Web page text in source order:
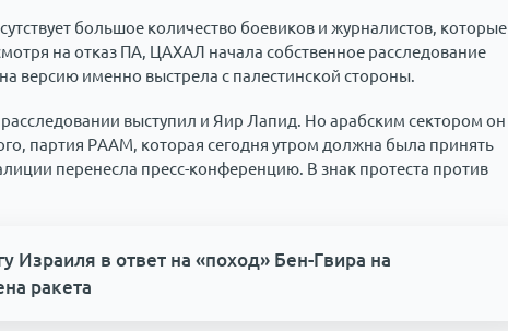
большое количество боевиков и журналистов, которые
на отказ ПА, ЦАХАЛ начала собственное расследование
версию именно выстрела с палестинской стороны.
выступил и Яир Лапид. Но арабским сектором он
партия РААМ, которая сегодня утром должна была принять
перенесла пресс-конференцию. В знак протеста против
Израиля в ответ на «поход» Бен-Гвира на
ракета